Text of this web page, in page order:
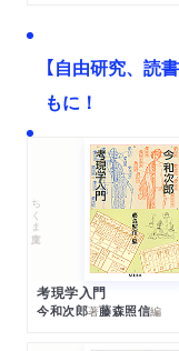
【自由研究、読
もに！
ちくま文庫
考現学入門
今和次郎著藤森照信編